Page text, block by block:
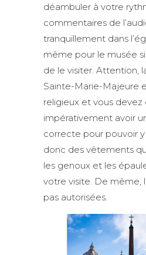
déambuler à votre
commentaires de
tranquillement dans
même pour le musée
de le visiter. Attention,
Sainte-Marie-Majeure
religieux et vous devez
impérativement avoir
correcte pour pouvoir
donc des vêtements
les genoux et les
votre visite. De même,
pas autorisées.